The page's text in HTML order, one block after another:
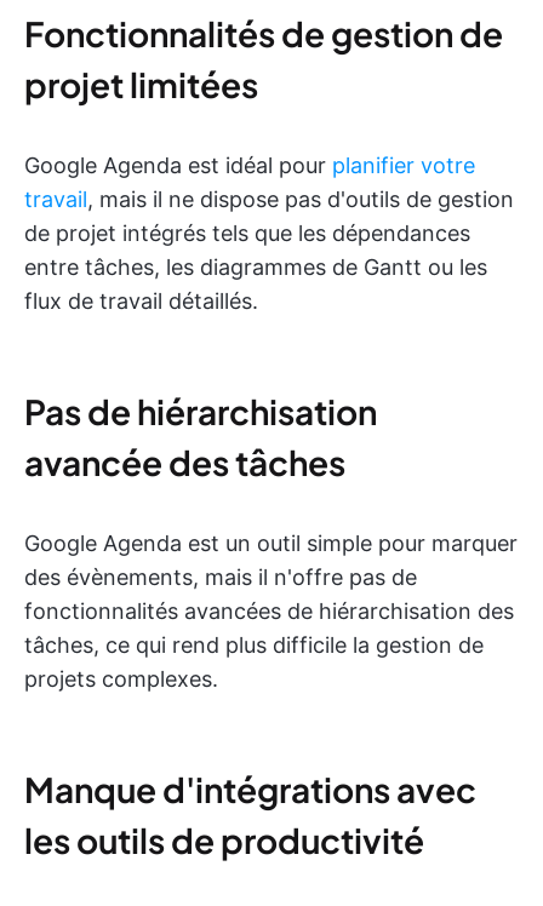
Fonctionnalités de gestion de
projet limitées
Google Agenda est idéal pour planifier votre
travail, mais il ne dispose pas d'outils de gestion
de projet intégrés tels que les dépendances
entre tâches, les diagrammes de Gantt ou les
flux de travail détaillés.
Pas de hiérarchisation
avancée des tâches
Google Agenda est un outil simple pour marquer
des évènements, mais il n'offre pas de
fonctionnalités avancées de hiérarchisation des
tâches, ce qui rend plus difficile la gestion de
projets complexes.
Manque d'intégrations avec
les outils de productivité